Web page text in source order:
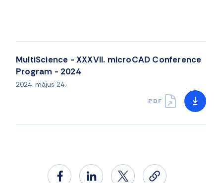
MultiScience - XXXVII. microCAD Conference
Program - 2024
2024. május 24.
PDF